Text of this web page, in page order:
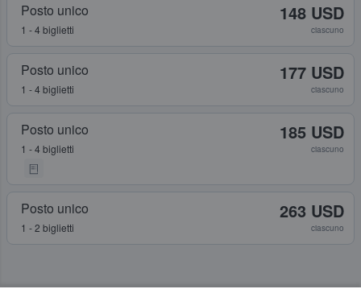
Posto unico
1 - 4 biglietti
148 USD
ciascuno
Posto unico
1 - 4 biglietti
177 USD
ciascuno
Posto unico
1 - 4 biglietti
185 USD
ciascuno
Posto unico
1 - 2 biglietti
263 USD
ciascuno